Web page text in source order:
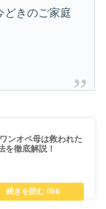
どきのご家庭
ンオペ母は救われた
を徹底解説！